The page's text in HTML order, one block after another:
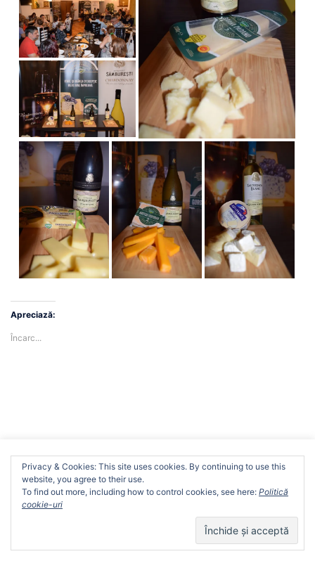
Apreciază:
Încarc...
Resurse grafice gratuite pentru continut web-
Creative Fabrica
5 cadouri pentru cea mai buna prietena, cadouri de
vara
We use cookies on our website to give you the most
relevant experience by remembering your preferences
and repeat visits. By clicking “Accept”, you consent to the
use of ALL the cookies.
Privacy & Cookies: This site uses cookies. By continuing to use this
website, you agree to their use.
To find out more, including how to control cookies, see here: Politică
cookie-uri